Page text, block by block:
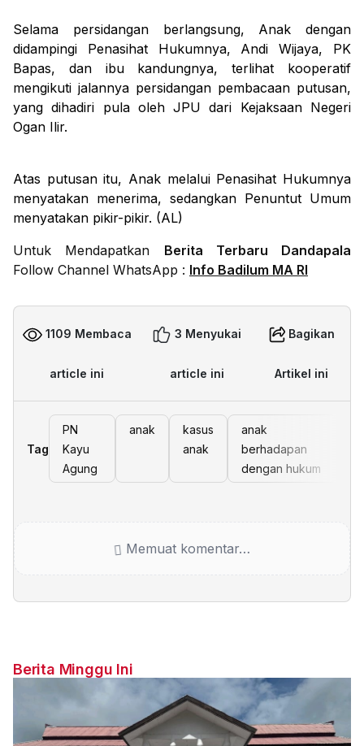
Selama persidangan berlangsung, Anak dengan
didampingi Penasihat Hukumnya, Andi Wijaya, PK
Bapas, dan ibu kandungnya, terlihat kooperatif
mengikuti jalannya persidangan pembacaan putusan,
yang dihadiri pula oleh JPU dari Kejaksaan Negeri
Ogan Ilir.
Atas putusan itu, Anak melalui Penasihat Hukumnya
menyatakan menerima, sedangkan Penuntut Umum
menyatakan pikir-pikir. (AL)
Untuk Mendapatkan Berita Terbaru Dandapala
Follow Channel WhatsApp : Info Badilum MA RI
1109 Membaca
article ini
3 Menyukai
article ini
Bagikan
Artikel ini
Tag
PN
Kayu
Agung
anak
kasus
anak
anak
berhadapan
dengan hukum
Memuat komentar…
Berita Minggu Ini